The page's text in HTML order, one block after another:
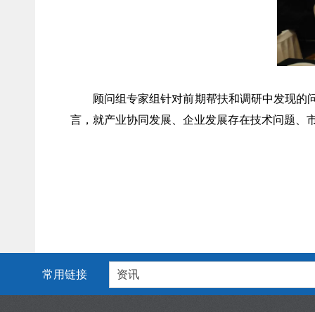
顾问组专家组针对前期帮扶和调研中发现的
言，就产业协同发展、 企业发展存在技术问题、
常用链接 资讯